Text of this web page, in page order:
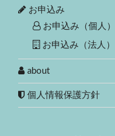
お申込み
お申込み（個人）
お申込み（法人）
about
個人情報保護方針